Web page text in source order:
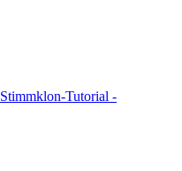
Stimmklon-Tutorial -